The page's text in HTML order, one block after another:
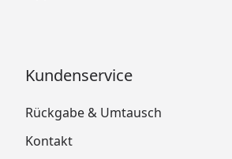
Kundenservice
Rückgabe & Umtausch
Kontakt